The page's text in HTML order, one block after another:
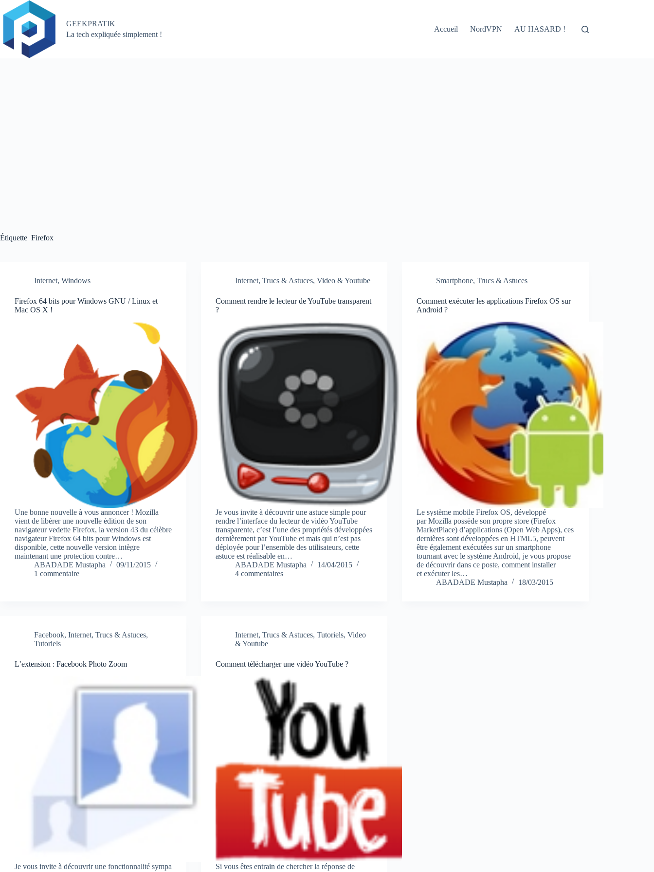
au
contenu
GEEKPRATIK
La tech expliquée simplement !
Accueil NordVPN AU HASARD !
Étiquette Firefox
Internet, Windows
Firefox 64 bits pour Windows GNU / Linux et
Mac OS X !
Une bonne nouvelle à vous annoncer ! Mozilla
vient de libérer une nouvelle édition de son
navigateur vedette Firefox, la version 43 du célèbre
navigateur Firefox 64 bits pour Windows est
disponible, cette nouvelle version intègre
maintenant une protection contre…
ABADADE Mustapha
09/11/2015
1 commentaire
Internet,Trucs & Astuces,Video & Youtube
Comment rendre le lecteur de YouTube transparent
?
Je vous invite à découvrir une astuce simple pour
rendre l’interface du lecteur de vidéo YouTube
transparente, c’est l’une des propriétés développées
dernièrement par YouTube et mais qui n’est pas
déployée pour l’ensemble des utilisateurs, cette
astuce est réalisable en…
ABADADE Mustapha
14/04/2015
4 commentaires
Smartphone,Trucs & Astuces
Comment exécuter les applications Firefox OS sur
Android ?
Le système mobile Firefox OS, développé
par Mozilla possède son propre store (Firefox
MarketPlace) d’applications (Open Web Apps), ces
dernières sont développées en HTML5, peuvent
être également exécutées sur un smartphone
tournant avec le système Android, je vous propose
de découvrir dans ce poste, comment installer
et exécuter les…
ABADADE Mustapha
18/03/2015
Facebook, Internet, Trucs & Astuces,
Tutoriels
L’extension : Facebook Photo Zoom
Je vous invite à découvrir une fonctionnalité sympa
Internet,Trucs & Astuces,Tutoriels,Video
& Youtube
Comment télécharger une vidéo YouTube ?
Si vous êtes entrain de chercher la réponse de